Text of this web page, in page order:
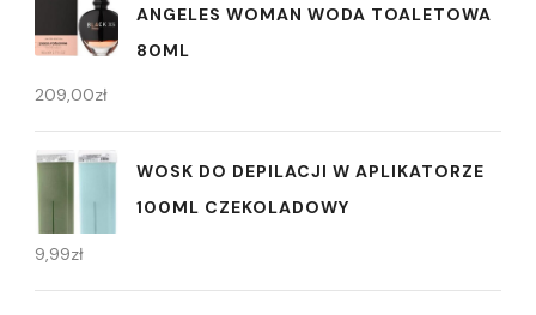
ANGELES WOMAN WODA TOALETOWA
80ML
209,00zł
WOSK DO DEPILACJI W APLIKATORZE
100ML CZEKOLADOWY
9,99zł